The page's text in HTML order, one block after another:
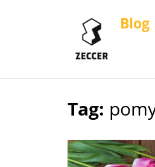
Skip
Tag: